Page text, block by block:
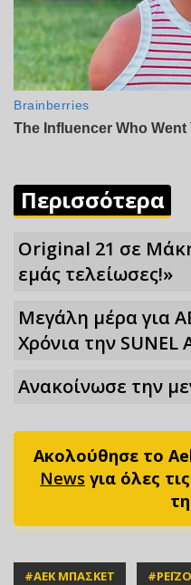
Περισσότερα
Original 21 σε
εμάς τελείωσες!»
Μεγάλη μέρα για
Xρόνια την SUNEL
Ανακοίνωσε την
Ακολούθησε το
News για όλες
#ΑΕΚ ΜΠΑΣΚΕΤ #